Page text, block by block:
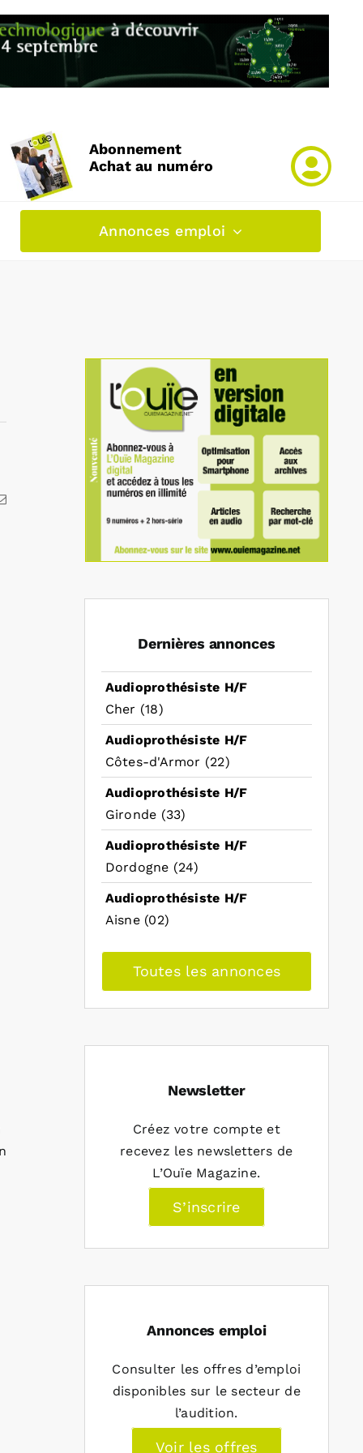
Abonnement
Achat au numéro
Annonces emploi
Email
Dernières annonces
Audioprothésiste H/F
Cher (18)
Audioprothésiste H/F
Côtes-d'Armor (22)
Audioprothésiste H/F
Gironde (33)
Audioprothésiste H/F
Dordogne (24)
Audioprothésiste H/F
Aisne (02)
Toutes les annonces
Newsletter
Créez votre compte et
recevez les newsletters de
L’Ouïe Magazine.
S’inscrire
Annonces emploi
Consulter les offres d’emploi
disponibles sur le secteur de
l’audition.
Voir les offres